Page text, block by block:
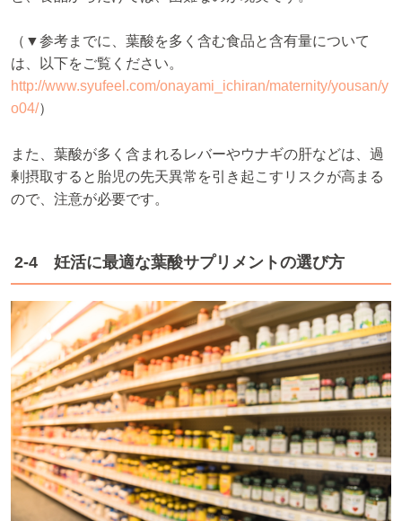
（▼参考までに、葉酸を多く含む食品と含有量について
は、以下をご覧ください。
http://www.syufeel.com/onayami_ichiran/maternity/yousan/y
o04/）
また、葉酸が多く含まれるレバーやウナギの肝などは、過
剰摂取すると胎児の先天異常を引き起こすリスクが高まる
ので、注意が必要です。
2-4 妊活に最適な葉酸サプリメントの選び方